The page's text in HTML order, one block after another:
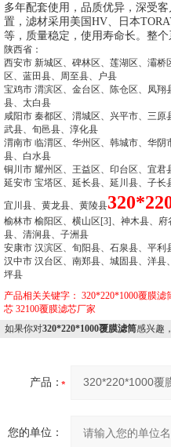
多年配套使用，品质优异，深受
置，滤材采用美国HV、日本
等，质量稳定，使用寿命长。整
陕西省：
西安市 新城区、碑林区、莲湖区、灞
区、蓝田县、周至县、户县
宝鸡市 渭滨区、金台区、陈仓区、凤
县、太白县
咸阳市 秦都区、渭城区、兴平市、三
武县、旬邑县、淳化县
渭南市 临渭区、华州区、韩城市、华
县、白水县
铜川市 耀州区、王益区、印台区、宜君
延安市 宝塔区、延长县、延川县、子
宜川县、黄龙县、黄陵县
榆林市 榆阳区、横山区[3]、神木县、
县、清涧县、子洲县
安康市 汉滨区、旬阳县、石泉县、平
汉中市 汉台区、南郑县、城固县、洋
坪县
产品相关关键字： 320*220*1000覆膜滤
芯 32100覆膜滤芯厂家
如果你对320*220*1000覆膜滤筒感兴趣
产品：
您的单位：